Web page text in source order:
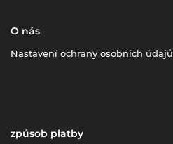
O nás
Nastavení ochrany osobních údajů
způsob platby